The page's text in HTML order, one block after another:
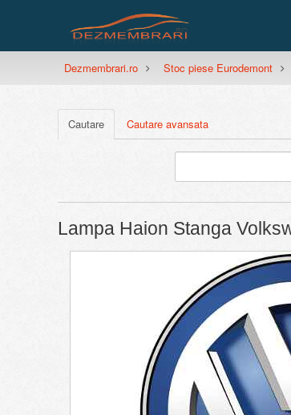
Dezmembrari.ro Stoc piese Eurodemont
Cautare Cautare avansata
Lampa Haion Stanga